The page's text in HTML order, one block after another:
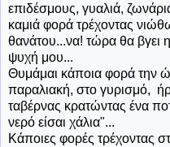
επιδέσμους, γυαλιά,
καμιά φορά τρέχοντας
θανάτου...να! τώρα θα βγει
ψυχή μου...
Θυμάμαι κάποια φορά την
παραλιακή, στο γυρισμό,
ταβέρνας κρατώντας ένα
νερό είσαι χάλια"...
Κάποιες φορές τρέχοντας